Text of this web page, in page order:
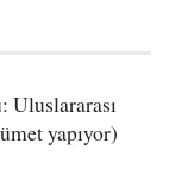
Uluslararası
yapıyor)